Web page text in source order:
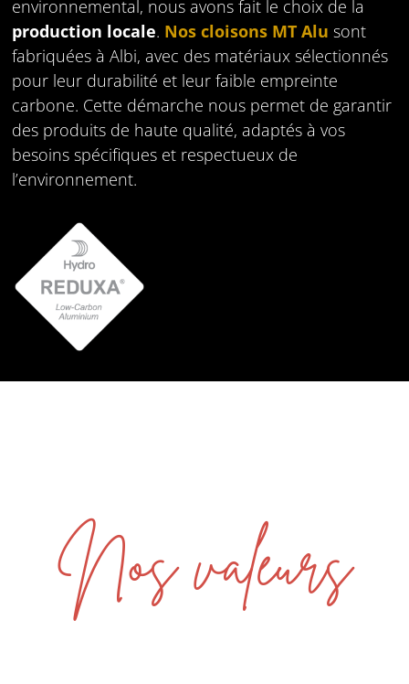
environnemental, nous avons fait le choix de la
production locale. Nos cloisons MT Alu sont
fabriquées à Albi, avec des matériaux sélectionnés
pour leur durabilité et leur faible empreinte
carbone. Cette démarche nous permet de garantir
des produits de haute qualité, adaptés à vos
besoins spécifiques et respectueux de
l’environnement.
Nos valeurs